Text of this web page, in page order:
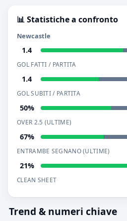
📊 Statistiche a confronto
Newcastle
1.4
GOL FATTI / PARTITA
1.4
GOL SUBITI / PARTITA
50%
OVER 2.5 (ULTIME)
67%
ENTRAMBE SEGNANO (ULTIME)
21%
CLEAN SHEET
Trend & numeri chiave